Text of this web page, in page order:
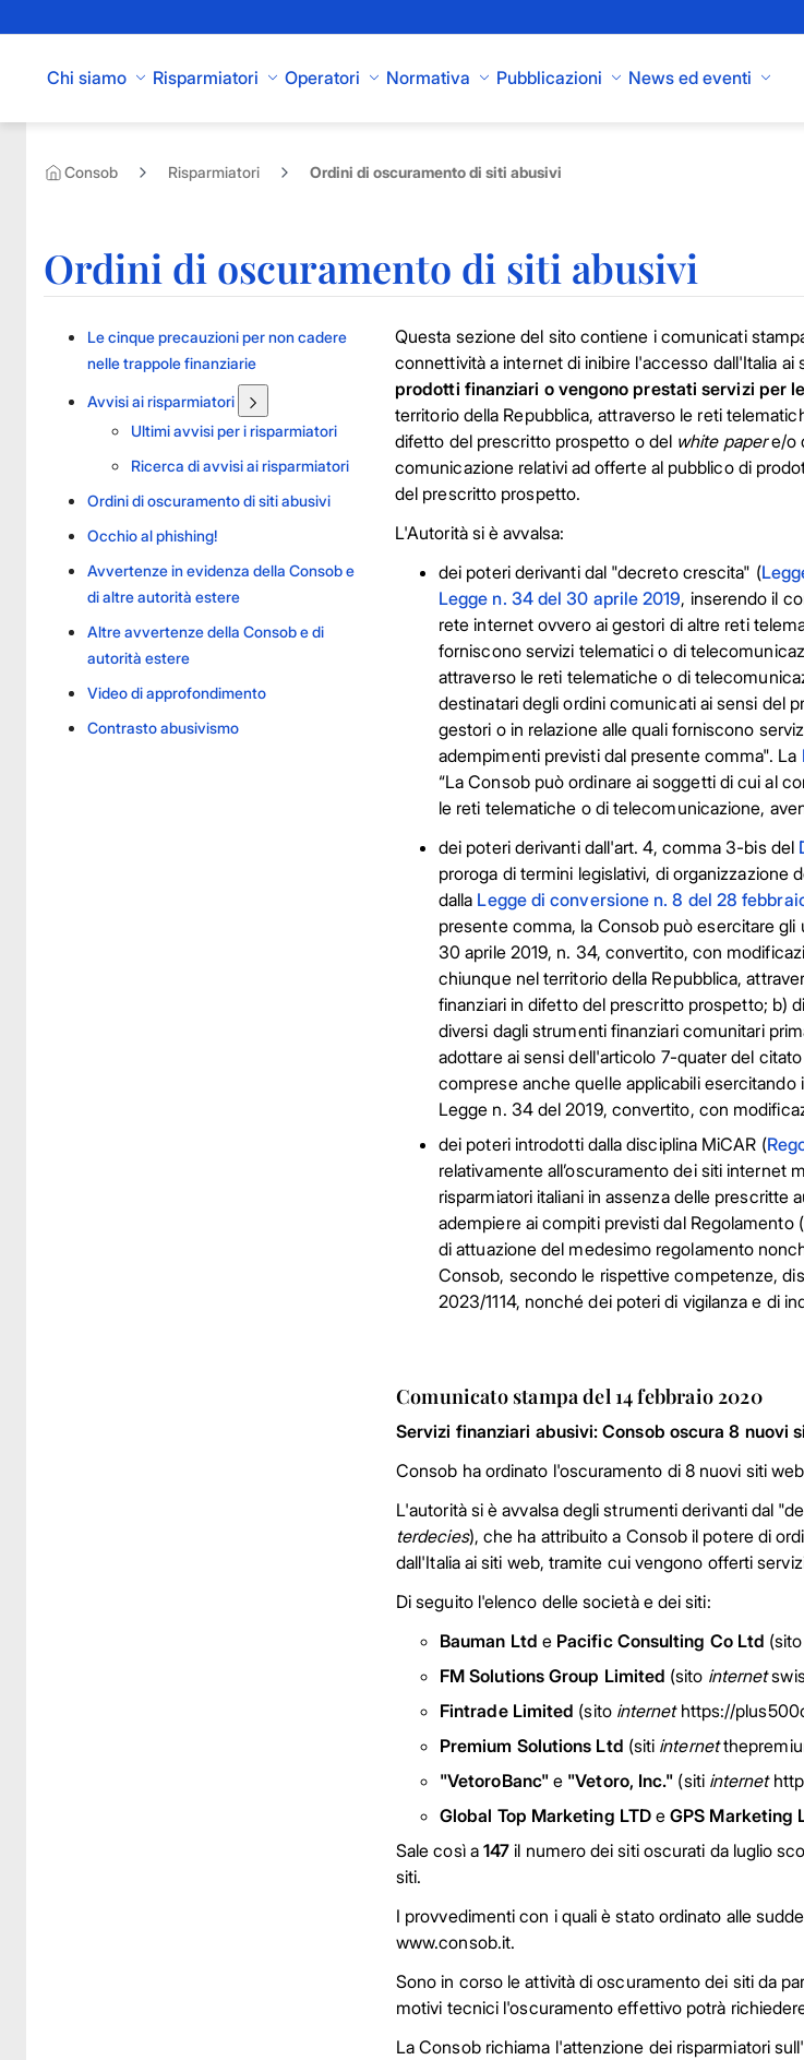
Chi siamo Risparmiatori Operatori Normativa Pubblicazioni News ed eventi
Consob Risparmiatori Ordini di oscuramento di siti abusivi
Ordini di oscuramento di siti abusivi
Le cinque precauzioni per non cadere
nelle trappole finanziarie
Avvisi ai risparmiatori
Ultimi avvisi per i risparmiatori
Ricerca di avvisi ai risparmiatori
Ordini di oscuramento di siti abusivi
Occhio al phishing!
Avvertenze in evidenza della Consob e
di altre autorità estere
Altre avvertenze della Consob e di
autorità estere
Video di approfondimento
Contrasto abusivismo
Questa sezione del sito contiene i comunicati
connettività a internet di inibire l'accesso dall'Italia
prodotti finanziari o vengono prestati servizi per
territorio della Repubblica, attraverso le reti
difetto del prescritto prospetto o del white papere/o
comunicazione relativi ad offerte al pubblico di
del prescritto prospetto.
L'Autorità si è avvalsa:
dei poteri derivanti dal "decreto crescita" (
Legge n. 34 del 30 aprile 2019, inserendo il
rete internet ovvero ai gestori di altre reti
forniscono servizi telematici o di
attraverso le reti telematiche o di
destinatari degli ordini comunicati ai sensi del
gestori o in relazione alle quali forniscono
adempimenti previsti dal presente comma". La
“La Consob può ordinare ai soggetti di cui al
le reti telematiche o di telecomunicazione,
dei poteri derivanti dall'art. 4, comma 3-bis del
proroga di termini legislativi, di
dalla Legge di conversione n. 8 del 28
presente comma, la Consob può esercitare
30 aprile 2019, n. 34, convertito, con
chiunque nel territorio della Repubblica,
finanziari in difetto del prescritto prospetto; b)
diversi dagli strumenti finanziari comunitari
adottare ai sensi dell'articolo 7-quater del
comprese anche quelle applicabili
Legge n. 34 del 2019, convertito, con
dei poteri introdotti dalla disciplina MiCAR (
relativamente all’oscuramento dei siti
risparmiatori italiani in assenza delle prescritte
adempiere ai compiti previsti dal Regolamento
di attuazione del medesimo regolamento
Consob, secondo le rispettive competenze,
2023/1114, nonché dei poteri di vigilanza e di
Comunicato stampa del 14 febbraio 2020
Servizi finanziari abusivi: Consob oscura 8 nuovi
Consob ha ordinato l'oscuramento di 8 nuovi siti
L'autorità si è avvalsa degli strumenti derivanti dal
terdecies), che ha attribuito a Consob il potere di
dall'Italia ai siti web, tramite cui vengono offerti
Di seguito l'elenco delle società e dei siti:
Bauman Ltd ePacific Consulting Co Ltd (sito
FM Solutions Group Limited (sito internet
Fintrade Limited (sito internethttps://
Premium Solutions Ltd (siti internet
"VetoroBanc"e "Vetoro, Inc." (siti internet
Global Top Marketing LTD e GPS Marketing
Sale così a 147 il numero dei siti oscurati da luglio
siti.
I provvedimenti con i quali è stato ordinato alle
www.consob.it.
Sono in corso le attività di oscuramento dei siti da
motivi tecnici l'oscuramento effettivo potrà
La Consob richiama l'attenzione dei risparmiatori